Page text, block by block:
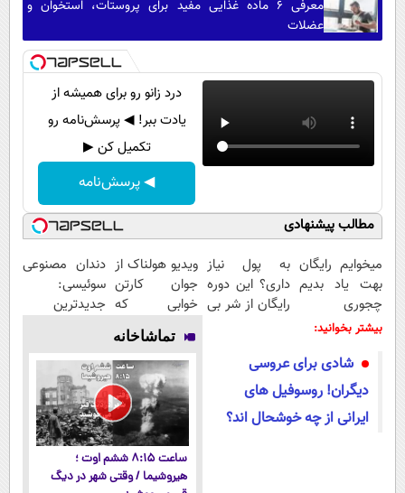
معرفی ۶ ماده غذایی مفید برای پروستات، استخوان و
عضلات
درد زانو رو برای همیشه از
یادت ببر! ◀ پرسش‌نامه رو
تکمیل کن ▶
◀ پرسش‌نامه
مطالب پیشنهادی
میخوایم رایگان
بهت یاد بدیم
چجوری
پولدارشی! باور
مجانیه
به پول نیاز
داری؟ این دوره
رایگان از شر بی
ویدیو هولناک از
جوان کارتن
خوابی که
میلیاردر شد.
آموزش رایگان
دندان مصنوعی
سوئیسی:
جدیدترین
پرداخت قسطی
بیشتر بخوانید:
شادی برای عروسی
دیگران! روسوفیل های
ایرانی از چه خوشحال اند؟
تماشاخانه
ساعت ۸:۱۵ ششم اوت ؛
هیروشیما / وقتی شهر در دیگ